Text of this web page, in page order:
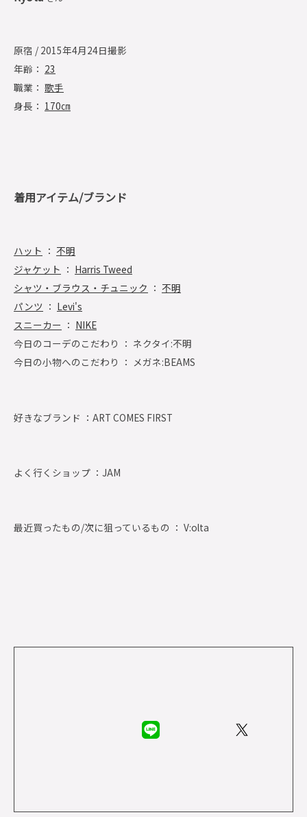
原宿 / 2015年4月24日撮影
年齢： 23
職業： 歌手
身長： 170㎝
着用アイテム/ブランド
ハット ： 不明
ジャケット ： Harris Tweed
シャツ・ブラウス・チュニック ： 不明
パンツ ： Levi's
スニーカー ： NIKE
今日のコーデのこだわり ： ネクタイ:不明
今日の小物へのこだわり ： メガネ:BEAMS
好きなブランド ： ART COMES FIRST
よく行くショップ ： JAM
最近買ったもの/次に狙っているもの ： V:olta